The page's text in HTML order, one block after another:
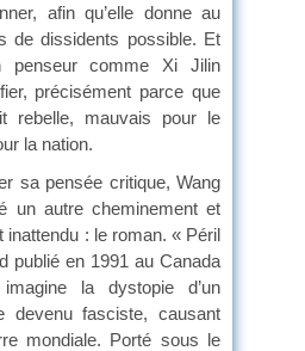
afin qu’elle donne au
de dissidents possible. Et
penseur comme Xi Jilin
précisément parce que
rebelle, mauvais pour le
la nation.
sa pensée critique, Wang
un autre cheminement et
inattendu : le roman. « Péril
publié en 1991 au Canada
la dystopie d’un
devenu fasciste, causant
mondiale. Porté sous le